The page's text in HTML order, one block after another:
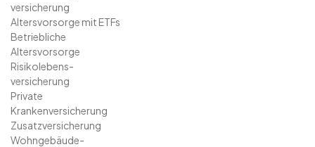
versicherung
Altersvorsorge mit ETFs
Betriebliche
Altersvorsorge
Risikolebens-
versicherung
Private
Krankenversicherung
Zusatzversicherung
Wohngebäude-